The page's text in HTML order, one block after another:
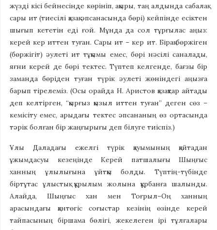
жүзді кісі бейнесінде көрініп, ақыры, таң алдында сабалақ
сары ит (тиесілі қазақ әпсанасында бөрі) кейпінде есіктен
шығып кететін еді ғой. Мұнда да сол тұрғылас аңыз:
керей кер иттен туған. Сары ит – кер ит. Бірақ бөржіген
(бөржігіт) әулеті ит тұқымы емес, бөрі нәсілі саналады,
яғни керей де бөрі тектес. Түптеп келгенде, бағзы бір
заманда бөріден туған түрік әулеті жөніндегі аңызға
барып тірелеміз. (Осы орайда Н. Аристов қазақтар айтады
деп келтірген, “қырғыз қызыл иттен туған” деген сөз –
кемісіту емес, арыдағы тектес әпсананың өз ортасында
тәрік болған бір жаңғырығы деп білуге тиіспіз.)
Ұлы Даладағы ежелгі түрік қауымының қайтадан
ұжымдасуы кезеңінде Керей патшалығы Шыңғыс
ханның ұлылығына ұйтқы болды. Түптің-түбінде
біртұтас ұлыстық құрылым жолына құрбанға шалынды.
Алайда, Шыңғыс хан мен Тоғрыл–Оң ханның
арасындағы қантөгіс соғыстар кезінің өзінде керей
тайпасының біршама бөлігі, жекелеген ірі тұлғалары